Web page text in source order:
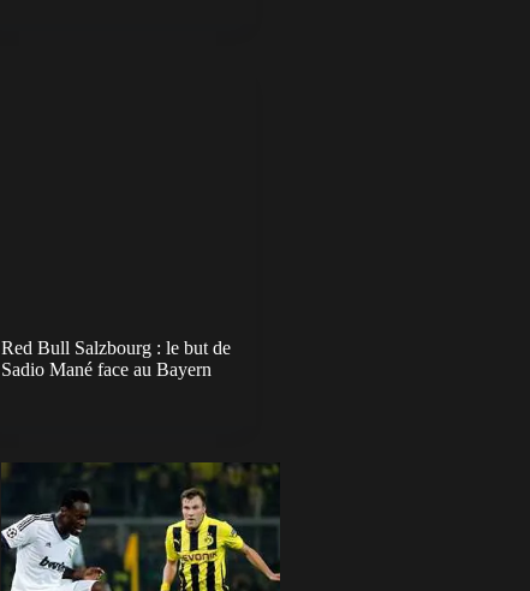
Red Bull Salzbourg : le but de
Sadio Mané face au Bayern